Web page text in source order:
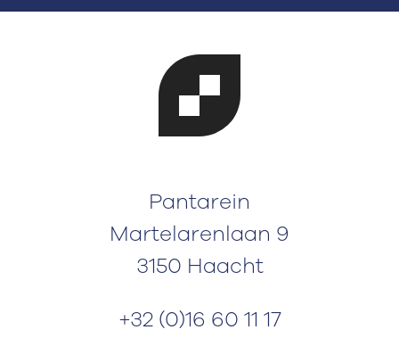
Pantarein
Martelarenlaan 9
3150 Haacht
+32 (0)16 60 11 17